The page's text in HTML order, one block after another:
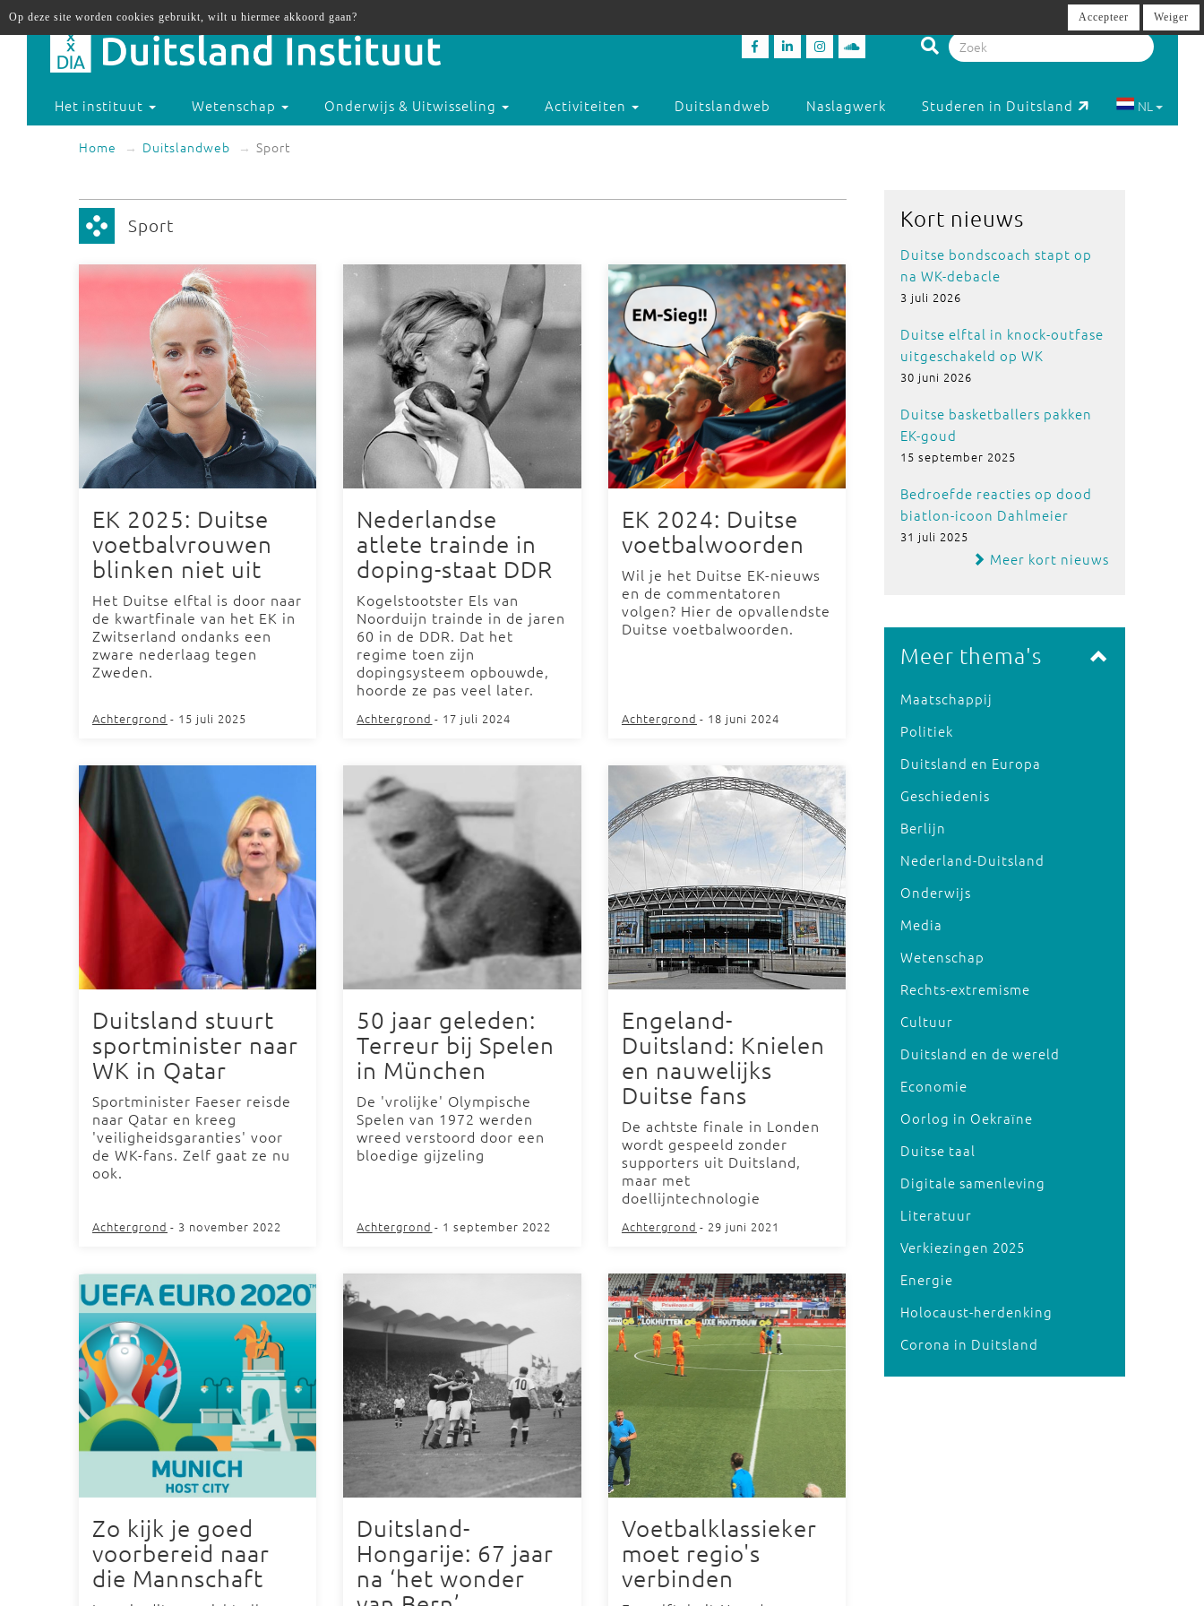
Het instituut Wetenschap Onderwijs & Uitwisseling Activiteiten Duitslandweb Naslagwerk Studeren in Duitsland NL
Home Duitslandweb Sport
Sport
EK 2025: Duitse
voetbalvrouwen
blinken niet uit
Het Duitse elftal is door naar
de kwartfinale van het EK in
Zwitserland ondanks een
zware nederlaag tegen
Zweden.
Achtergrond - 15 juli 2025
Nederlandse
atlete trainde in
doping-staat DDR
Kogelstootster Els van
Noorduijn trainde in de jaren
60 in de DDR. Dat het
regime toen zijn
dopingsysteem opbouwde,
hoorde ze pas veel later.
Achtergrond - 17 juli 2024
EK 2024: Duitse
voetbalwoorden
Wil je het Duitse EK-nieuws
en de commentatoren
volgen? Hier de opvallendste
Duitse voetbalwoorden.
Achtergrond - 18 juni 2024
Duitsland stuurt
sportminister naar
WK in Qatar
Sportminister Faeser reisde
naar Qatar en kreeg
'veiligheidsgaranties' voor
de WK-fans. Zelf gaat ze nu
ook.
Achtergrond - 3 november 2022
50 jaar geleden:
Terreur bij Spelen
in München
De 'vrolijke' Olympische
Spelen van 1972 werden
wreed verstoord door een
bloedige gijzeling
Achtergrond - 1 september 2022
Engeland-
Duitsland: Knielen
en nauwelijks
Duitse fans
De achtste finale in Londen
wordt gespeeld zonder
supporters uit Duitsland,
maar met
doellijntechnologie
Achtergrond - 29 juni 2021
Zo kijk je goed
voorbereid naar
die Mannschaft
Duitsland-
Hongarije: 67 jaar
na ‘het wonder
Voetbalklassieker
moet regio's
verbinden
Kort nieuws
Duitse bondscoach stapt op
na WK-debacle
3 juli 2026
Duitse elftal in knock-outfase
uitgeschakeld op WK
30 juni 2026
Duitse basketballers pakken
EK-goud
15 september 2025
Bedroefde reacties op dood
biatlon-icoon Dahlmeier
31 juli 2025
Meer kort nieuws
Meer thema's
Maatschappij
Politiek
Duitsland en Europa
Geschiedenis
Berlijn
Nederland-Duitsland
Onderwijs
Media
Wetenschap
Rechts-extremisme
Cultuur
Duitsland en de wereld
Economie
Oorlog in Oekraïne
Duitse taal
Digitale samenleving
Literatuur
Verkiezingen 2025
Energie
Holocaust-herdenking
Corona in Duitsland
Op deze site worden cookies gebruikt, wilt u hiermee akkoord gaan? Accepteer Weiger